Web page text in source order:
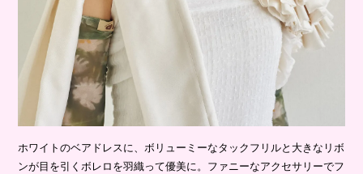
ホワイトのベアドレスに、ボリューミーなタックフリルと大きなリボ
ンが目を引くボレロを羽織って優美に。ファニーなアクセサリーでフ